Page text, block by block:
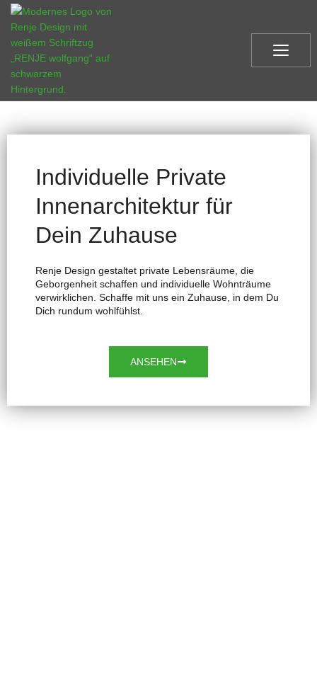
Individuelle Private
Innenarchitektur für
Dein Zuhause
Renje Design gestaltet private Lebensräume, die
Geborgenheit schaffen und individuelle Wohnträume
verwirklichen. Schaffe mit uns ein Zuhause, in dem Du
Dich rundum wohlfühlst.
ANSEHEN